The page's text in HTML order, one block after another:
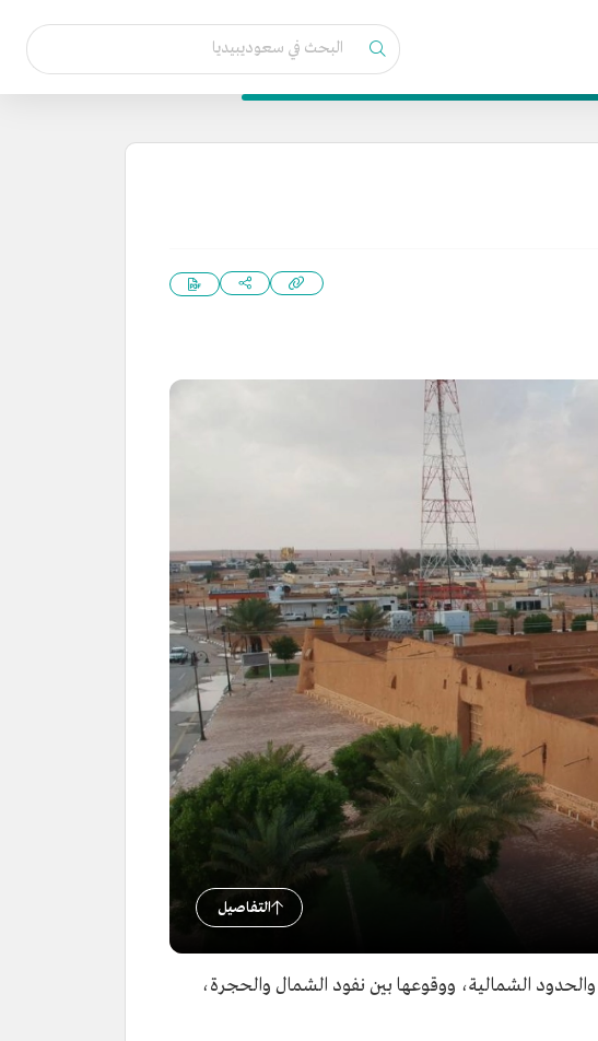
التفاصيل
والحدود الشمالية، ووقوعها بين نفود الشمال والحجرة،